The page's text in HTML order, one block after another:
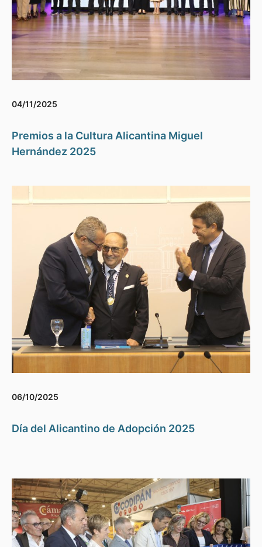
04/11/2025
Premios a la Cultura Alicantina Miguel
Hernández 2025
06/10/2025
Día del Alicantino de Adopción 2025